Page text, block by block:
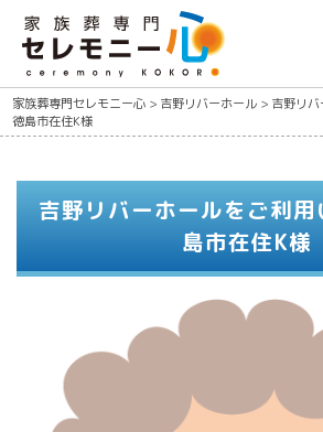
家族葬専門セレモニー心 > 吉野リバーホール > 吉野リ
徳島市在住K様
吉野リバーホールをご利
島市在住K様